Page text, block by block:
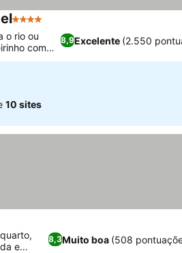
4 Estrelas
8,9Excelente (2.550
o rio ou
com
10 sites
8,3Muito boa (508
e